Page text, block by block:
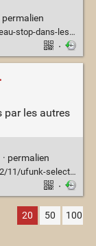
permalien
de-paris-7753131666
·
par les autres
permalien
du-week-end-10-36.jpg
·
20 50 100